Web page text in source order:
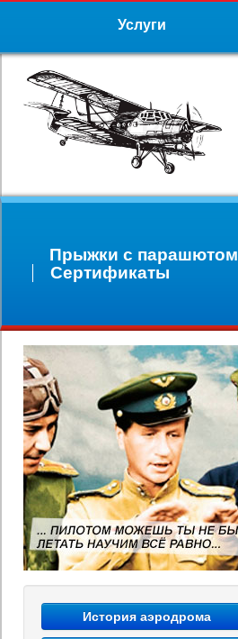
Услуги
Прыжки с парашютом
Сертификаты
История аэродрома